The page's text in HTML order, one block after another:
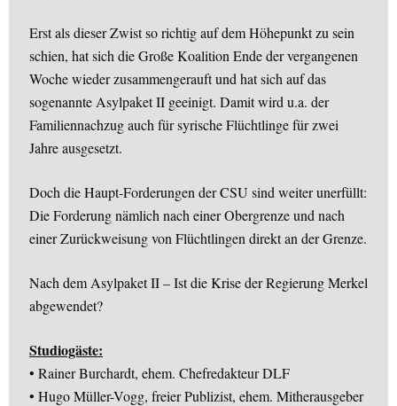
Erst als dieser Zwist so richtig auf dem Höhepunkt zu sein
schien, hat sich die Große Koalition Ende der vergangenen
Woche wieder zusammengerauft und hat sich auf das
sogenannte Asylpaket II geeinigt. Damit wird u.a. der
Familiennachzug auch für syrische Flüchtlinge für zwei
Jahre ausgesetzt.
Doch die Haupt-Forderungen der CSU sind weiter unerfüllt:
Die Forderung nämlich nach einer Obergrenze und nach
einer Zurückweisung von Flüchtlingen direkt an der Grenze.
Nach dem Asylpaket II – Ist die Krise der Regierung Merkel
abgewendet?
Studiogäste:
• Rainer Burchardt, ehem. Chefredakteur DLF
• Hugo Müller-Vogg, freier Publizist, ehem. Mitherausgeber